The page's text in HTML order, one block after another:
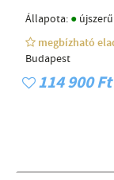
Állapota: ● újszerű
megbízható
Budapest
114 900 Ft